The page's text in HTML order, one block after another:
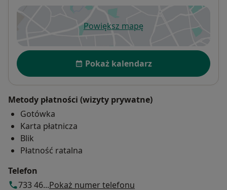
Jedna z nielicznych terapeutek w Polsce
certyfikowanych w Metodzie Stecco (Fascial
Manipulation®) — jednej z najskuteczniejszych
terapii powięziowych na świecie.
Specjalizuje się w urazach sportowych,
przeciążeniach, rehabilitacji po kontuzjach oraz
przewlekłym bólu układu ruchu.
Łączy terapię manualną, pracę na powięzi,
ćwiczenia lecznicze i fizjoterapię funkcjonalną —
kompleksowe podejście przywracające
Indywidualny plan terapii — dopasowany do
Powiększ mapęotwiera się w nowej karcie
Dostępność
Pokaż kalendarz
Metody płatności (wizyty prywatne)
Gotówka
Karta płatnicza
Blik
Płatność ratalna
Telefon
733 46...Pokaż numer telefonu